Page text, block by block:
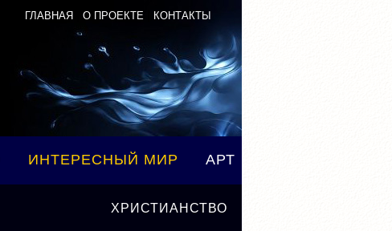
ГЛАВНАЯ О ПРОЕКТЕ КОНТАКТЫ
ИНТЕРЕСНЫЙ МИР АРТ
ХРИСТИАНСТВО